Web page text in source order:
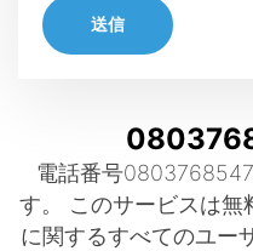
送信
電話番号
す。 このサービスは
に関するすべてのユー